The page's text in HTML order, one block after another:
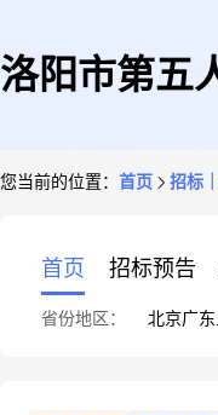
洛阳市第五
您当前的位置： 首页 招标
首页 招标预告
省份地区： 北京广东